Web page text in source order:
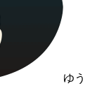
ゆう